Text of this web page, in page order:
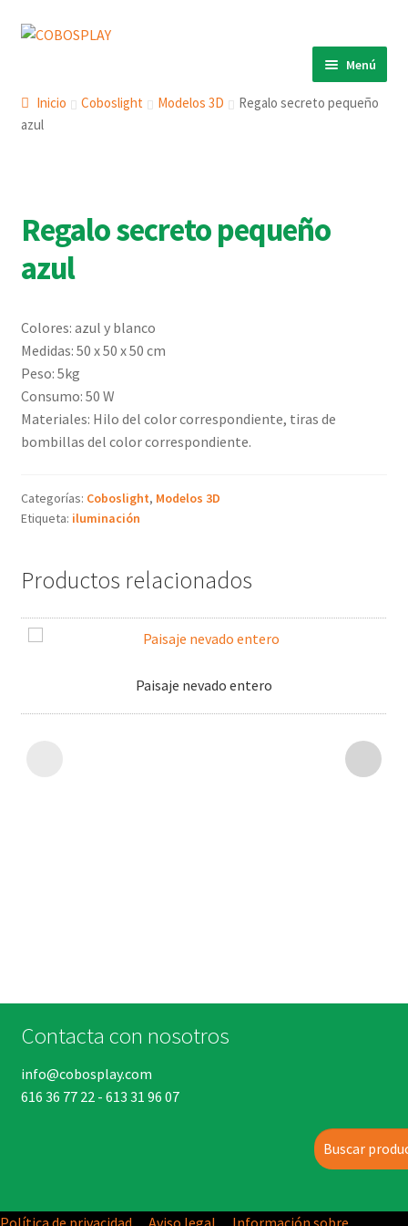
Ir
navegación
Ir
Menú
INICIO
PRODUCTOS
COBOSLIGHT
KINETIKS
DESCARGAS
CONTACTO
Inicio Coboslight Modelos 3D
Regalo secreto pequeño
azul
Regalo secreto pequeño
azul
Colores: azul y blanco
Medidas: 50 x 50 x 50 cm
Peso: 5kg
Consumo: 50 W
Materiales: Hilo del color correspondiente, tiras de
bombillas del color correspondiente.
Categorías: Coboslight, Modelos 3D
Etiqueta: iluminación
Productos relacionados
Paisaje nevado entero
Contacta con nosotros
info@cobosplay.com
616 36 77 22 - 613 31 96 07
Buscar